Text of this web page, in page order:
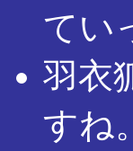
てい
羽衣
すね